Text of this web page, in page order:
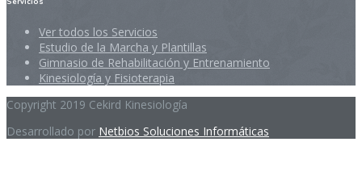
Ver todos los Servicios
Estudio de la Marcha y Plantillas
Gimnasio de Rehabilitación y Entrenamiento
Kinesiología y Fisioterapia
Copyright 2019 Cekird Kinesiología
Desarrollado por Netbios Soluciones Informáticas